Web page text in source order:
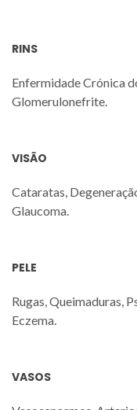
RINS
Enfermidade Crónica
Glomerulonefrite.
VISÃO
Cataratas,
Glaucoma.
PELE
Rugas, Queimaduras,
Eczema.
VASOS